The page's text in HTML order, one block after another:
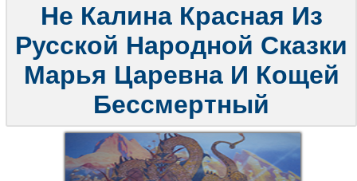
Не Калина Красная Из
Русской Народной Сказки
Марья Царевна И Кощей
Бессмертный